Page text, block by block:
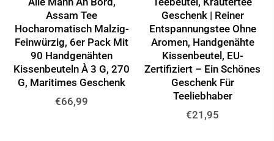
Assam Tee
Hocharomatisch Malzig-
Feinwürzig, 6er Pack Mit
90 Handgenähten
Kissenbeuteln À 3 G, 270
G, Maritimes Geschenk
Normaler
€66,99
Geschenk | Reiner
Entspannungstee Ohne
Aromen, Handgenähte
Kissenbeutel, EU-
Zertifiziert – Ein Schönes
Geschenk Für
Teeliebhaber
Normaler
€21,95